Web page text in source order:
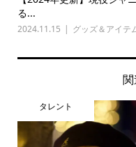
る...
2024.11.15 グッズ＆アイテ
タレント